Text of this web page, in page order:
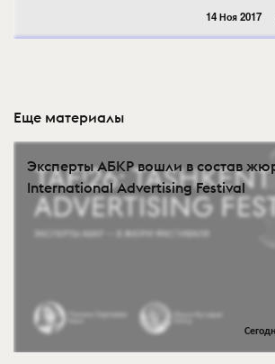
14 Ноя 2017
Еще материалы
Эксперты АБКР вошли в состав
International Advertising Festival